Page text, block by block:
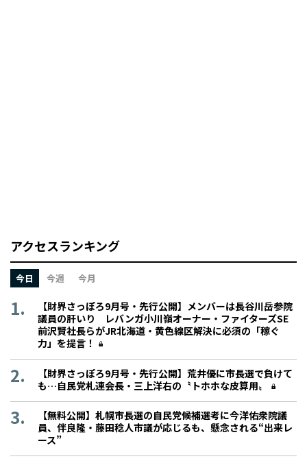
アクセスランキング
今日 今週 今月
【財界さっぽろ9月号・先行公開】メンバーは長谷川岳参院
議員の肝いり レバンガ小川嶺オーナー・ファイターズSE
前沢賢社長らがJR北海道・黄色線区解決に必須の「稼ぐ
力」を提言！
【財界さっぽろ9月号・先行公開】荒井優に市長選で負けて
も…自民党札連会長・三上洋右の〝トホホな皮算用〟
【無料公開】札幌市長選の自民党候補選考に今洋佑衆院議
員、伴良隆・藤田稔人市議が応じるも、懸念される“出来レ
ース”